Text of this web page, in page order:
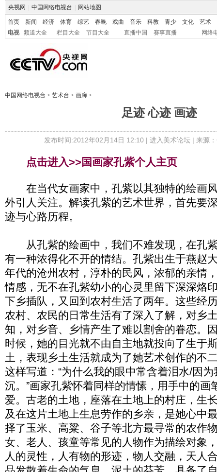
央视网 中国网络电视台 网站地图
首页 新闻 经济 体育 综艺 春晚 戏曲 音乐 科教 青少 文化
艺术
电视
频道大全 栏目大全 节目大全 直播中国 赛事直播 网络
中国网络电视台 > 艺术台 > 画廊 >
足迹 心迹 画迹
发布时间:2012年02月14日 12:10 | 进入美术论坛| 来源
点击进入>>国画家孔紫个人主页
在当代女画家中，孔紫以其独特的绘画
外引人关注。解读孔紫的艺术世界，首先要
迹与心路历程。
从孔紫的绘画中，我们不难发现，在孔
有一种浓得化不开的情结。孔紫出生于燕赵
年代的沧州农村，淳朴的民风，浓郁的亲情
情感，无不在孔紫幼小的心灵里留下深深烙
下乡插队，又回到农村生活了两年。这些经
农村、农民的日常生活有了深入了解，对乡
知，对乡音、乡情产生了难以割舍的眷恋。
时候，她的目光就不由自主地就投向了生于
土，表现乡土生活就成为了她艺术创作的不
这样写道：“为什么我的眼中常含着泪水/因
沉。”画家孔紫怀着同样的情愫，用手中的画
爱。古老的土地，座落在土地上的村庄，生
及在这片土地上生息劳作的乡亲，是她心中
择了玉米、高粱、谷子等北方最寻常的农作
女、老人、孩童等常见的人物作为描绘对象
人的灵性，人有物的形迹，物人交融，天人